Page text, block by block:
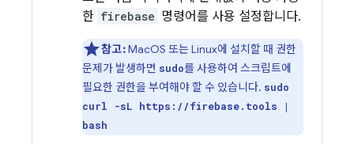
한 firebase 명령어를 사용 설정합니다.
참고:MacOS 또는 Linux에 설치할 때 권한
문제가 발생하면 sudo를 사용하여 스크립트에
필요한 권한을 부여해야 할 수 있습니다. sudo
curl -sL https://firebase.tools |
bash